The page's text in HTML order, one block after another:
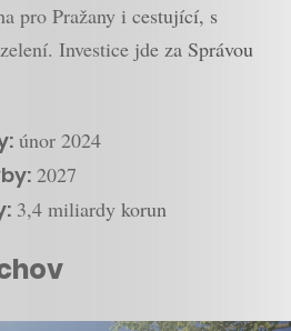
pro Pražany i cestující, s
Investice jde za Správou
únor 2024
2027
3,4 miliardy korun